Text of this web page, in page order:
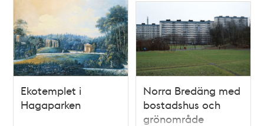
Ekotemplet i
Hagaparken
Norra Bredäng med
bostadshus och
grönområde